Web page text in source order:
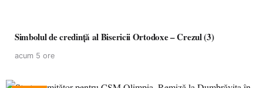
Simbolul de credinţă al Bisericii Ortodoxe – Crezul (3)
acum 5 ore